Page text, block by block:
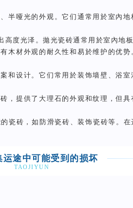
半哑光的外观。它们通常用於室內
度光泽。拋光瓷砖通常用於室內地
木材外观的耐久性和易於维护的优
和设计。它们常用於装饰墙壁、浴
，提供了大理石的外观和纹理，但
瓷砖，如防滑瓷砖、装饰瓷砖等。
运途中可能受到的损坏
TAOJIYUN